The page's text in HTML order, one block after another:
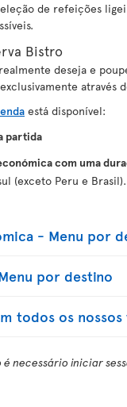
de refeições
Bistro
deseja e
através
está disponível:
partida
com uma
(exceto Peru e Brasil).
- Menu por
por destino
todos os
é necessário iniciar